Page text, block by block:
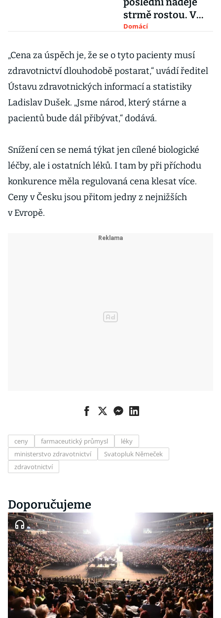
strmě rostou. V
systému je díra
Domácí
„Cena za úspěch je, že se o tyto pacienty musí
zdravotnictví dlouhodobě postarat,“ uvádí ředitel
Ústavu zdravotnických informací a statistiky
Ladislav Dušek. „Jsme národ, který stárne a
pacientů bude dál přibývat,“ dodává.
Snížení cen se nemá týkat jen cílené biologické
léčby, ale i ostatních léků. I tam by při příchodu
konkurence měla regulovaná cena klesat více.
Ceny v Česku jsou přitom jedny z nejnižších
v Evropě.
ceny farmaceutický průmysl
léky
ministerstvo zdravotnictví
Svatopluk Němeček
zdravotnictví
Doporučujeme